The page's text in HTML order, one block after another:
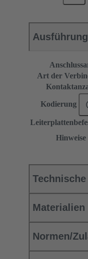
Ausführung
Art der
Kodierung
Hinweise
Materialien
Normen/